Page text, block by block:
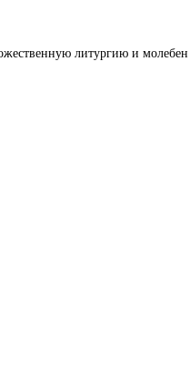
литургию и молебен